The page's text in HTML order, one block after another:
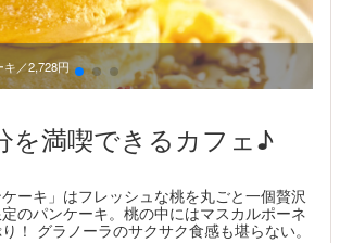
キ／2,728円
を満喫できるカフェ♪
ケーキ」はフレッシュな桃を丸ごと一個贅沢
のパンケーキ。桃の中にはマスカルポーネ
！ グラノーラのサクサク食感も堪らない。